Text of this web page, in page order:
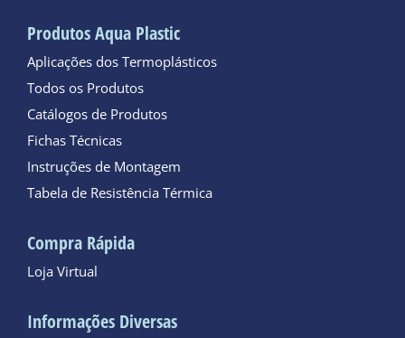
Produtos Aqua Plastic
Aplicações dos Termoplásticos
Todos os Produtos
Catálogos de Produtos
Fichas Técnicas
Instruções de Montagem
Tabela de Resistência Térmica
Compra Rápida
Loja Virtual
Informações Diversas